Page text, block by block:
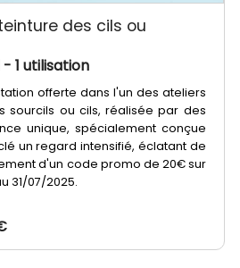
des cils ou
- 1 utilisation
offerte dans l'un des ateliers
sourcils ou cils, réalisée par des
unique, spécialement conçue
un regard intensifié, éclatant de
d'un code promo de 20€ sur
31/07/2025.